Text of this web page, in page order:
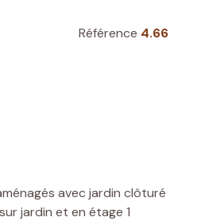
Référence 4.66
avec jardin clôturé
jardin et en étage 1